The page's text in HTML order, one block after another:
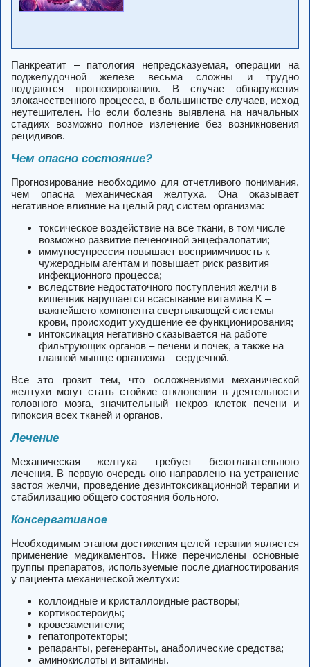
Панкреатит – патология непредсказуемая, операции на
поджелудочной железе весьма сложны и трудно
поддаются прогнозированию. В случае обнаружения
злокачественного процесса, в большинстве случаев, исход
неутешителен. Но если болезнь выявлена на начальных
стадиях возможно полное излечение без возникновения
рецидивов.
Чем опасно состояние?
Прогнозирование необходимо для отчетливого понимания,
чем опасна механическая желтуха. Она оказывает
негативное влияние на целый ряд систем организма:
токсическое воздействие на все ткани, в том числе
возможно развитие печеночной энцефалопатии;
иммуносупрессия повышает восприимчивость к
чужеродным агентам и повышает риск развития
инфекционного процесса;
вследствие недостаточного поступления желчи в
кишечник нарушается всасывание витамина K –
важнейшего компонента свертывающей системы
крови, происходит ухудшение ее функционирования;
интоксикация негативно сказывается на работе
фильтрующих органов – печени и почек, а также на
главной мышце организма – сердечной.
Все это грозит тем, что осложнениями механической
желтухи могут стать стойкие отклонения в деятельности
головного мозга, значительный некроз клеток печени и
гипоксия всех тканей и органов.
Лечение
Механическая желтуха требует безотлагательного
лечения. В первую очередь оно направлено на устранение
застоя желчи, проведение дезинтоксикационной терапии и
стабилизацию общего состояния больного.
Консервативное
Необходимым этапом достижения целей терапии является
применение медикаментов. Ниже перечислены основные
группы препаратов, используемые после диагностирования
у пациента механической желтухи:
коллоидные и кристаллоидные растворы;
кортикостероиды;
кровезаменители;
гепатопротекторы;
репаранты, регенеранты, анаболические средства;
аминокислоты и витамины.